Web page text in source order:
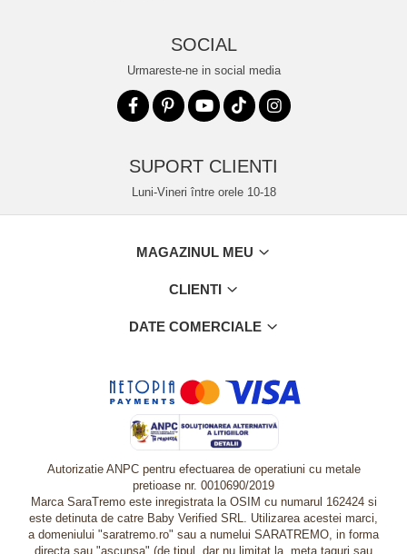
SOCIAL
Urmareste-ne in social media
SUPORT CLIENTI
Luni-Vineri între orele 10-18
MAGAZINUL MEU
CLIENTI
DATE COMERCIALE
Autorizatie ANPC pentru efectuarea de operatiuni cu metale
pretioase nr. 0010690/2019
Marca SaraTremo este inregistrata la OSIM cu numarul 162424 si
este detinuta de catre Baby Verified SRL. Utilizarea acestei marci,
a domeniului "saratremo.ro" sau a numelui SARATREMO, in forma
directa sau "ascunsa" (de tipul, dar nu limitat la, meta taguri sau